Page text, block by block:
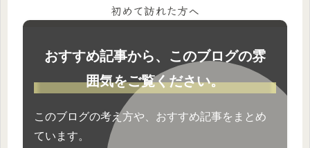
初めて訪れた方へ
おすすめ記事から、このブログの雰
囲気をご覧ください。
このブログの考え方や、おすすめ記事をまとめ
ています。